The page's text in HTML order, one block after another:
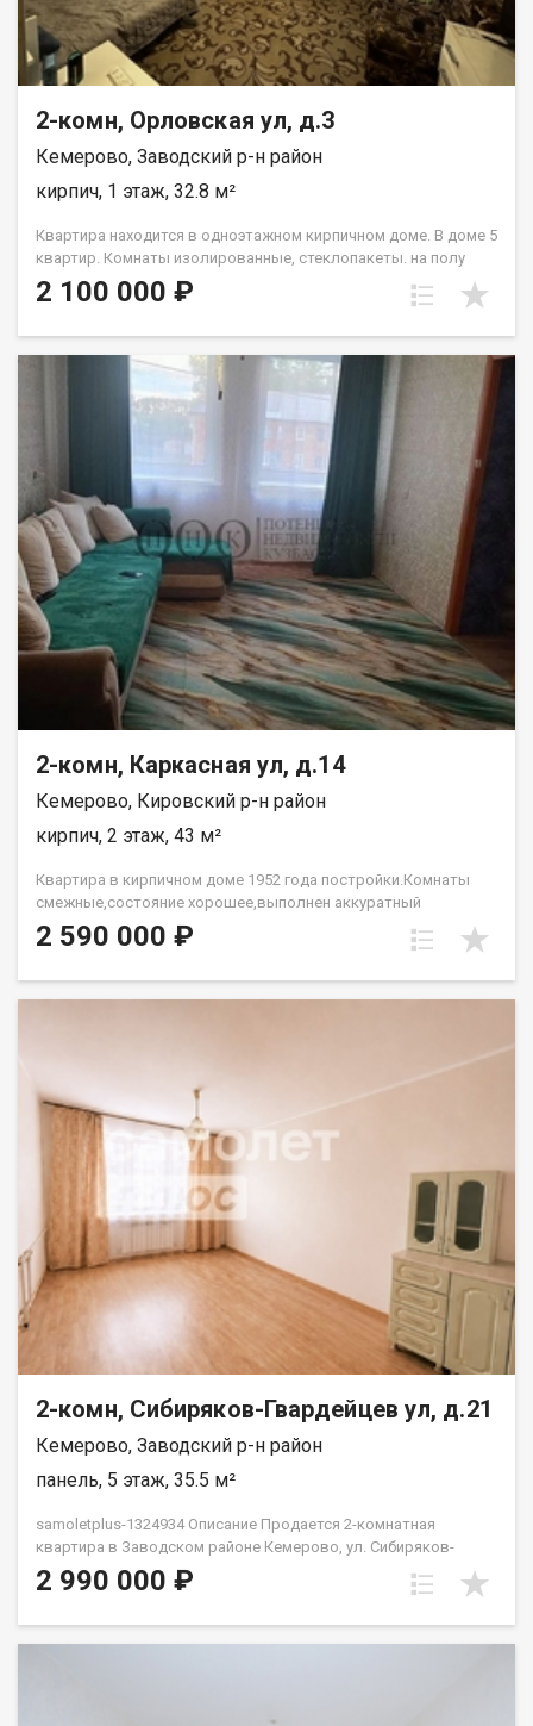
2-комн, Орловская ул, д.3
Кемерово, Заводский р-н район
кирпич, 1 этаж, 32.8 м²
Квартира находится в одноэтажном кирпичном доме. В доме 5
квартир. Комнаты изолированные, стеклопакеты. на полу
линолеум, с/у совмещенный, душевая кабина,
водонагреватель, водяное- печное отопление На участке есть
2 100 000 ₽
2-комн, Каркасная ул, д.14
Кемерово, Кировский р-н район
кирпич, 2 этаж, 43 м²
Квартира в кирпичном доме 1952 года постройки.Комнаты
смежные,состояние хорошее,выполнен аккуратный
ремонт,установлены стеклопакеты, натяжные
потолки,линолеум,обои. в с/у кафель. окна во двор.Рядом
2 590 000 ₽
2-комн, Сибиряков-Гвардейцев ул, д.21
Кемерово, Заводский р-н район
панель, 5 этаж, 35.5 м²
samoletplus-1324934 Описание Продается 2-комнатная
квартира в Заводском районе Кемерово, ул. Сибиряков-
Гвардейцев, 21 Площадь: 35, 4 кв.м О квартире: Заменены
радиаторы, сантехника, пластиковые окна, выровнен пол,
2 990 000 ₽